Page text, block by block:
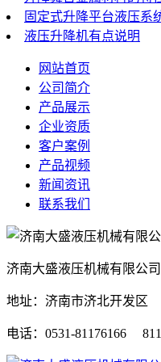
固定式升降平台液压系
液压升降机有点说明
网站首页
公司简介
产品展示
企业资质
客户案例
产品视频
新闻资讯
联系我们
济南大盛液压机械有限公
地址：济南市济北开发区
电话：0531-81176166